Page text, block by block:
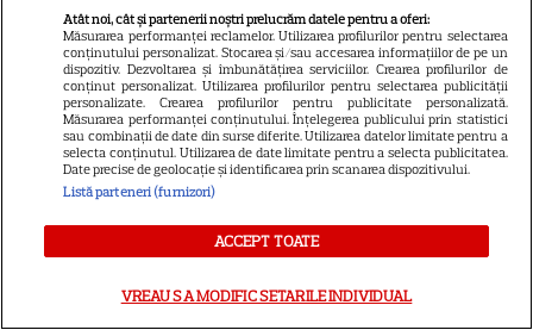
ŞTIRI
VEDETE ROMÂNEŞTI
Adelina Pestrițu, petrecere
spectaculoasă pentru fiica ei,
Zeny. A împlinit 8 ani și a avut o
Atât noi, cât și partenerii noștri prelucrăm datele pentru a oferi:
Măsurarea performanței reclamelor. Utilizarea profilurilor pentru selectarea
conținutului personalizat. Stocarea și/sau accesarea informațiilor de pe un
dispozitiv. Dezvoltarea și îmbunătățirea serviciilor. Crearea profilurilor de
conținut personalizat. Utilizarea profilurilor pentru selectarea publicității
personalizate. Crearea profilurilor pentru publicitate personalizată.
Măsurarea performanței conținutului. Înțelegerea publicului prin statistici
sau combinații de date din surse diferite. Utilizarea datelor limitate pentru a
selecta conținutul. Utilizarea de date limitate pentru a selecta publicitatea.
Date precise de geolocație și identificarea prin scanarea dispozitivului.
Listă parteneri (furnizori)
ACCEPT TOATE
VREAU SA MODIFIC SETARILE INDIVIDUAL